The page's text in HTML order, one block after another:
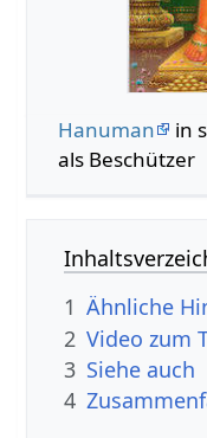
Hanuman
in
als Beschützer
1 Ähnliche
2 Video zum
3 Siehe auch
4